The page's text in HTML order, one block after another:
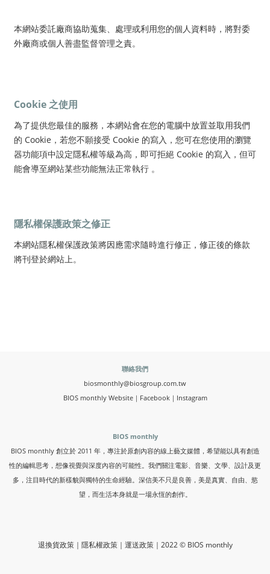
本網站委託廠商協助蒐集、處理或利用您的個人資料時，將對委
外廠商或個人善盡監督管理之責。
Cookie 之使用
為了提供您最佳的服務，本網站會在您的電腦中放置並取用我們
的 Cookie，若您不願接受 Cookie 的寫入，您可在您使用的瀏覽
器功能項中設定隱私權等級為高，即可拒絕 Cookie 的寫入，但可
能會導至網站某些功能無法正常執行 。
隱私權保護政策之修正
本網站隱私權保護政策將因應需求隨時進行修正，修正後的條款
將刊登於網站上。
聯絡我們
biosmonthly@biosgroup.com.tw
BIOS monthly Website｜ Facebook｜ Instagram
BIOS monthly
BIOS monthly 創立於 2011 年，專注於原創內容的線上藝文媒體，希望能以具有創造
性的編輯思考，想像視覺與深度內容的可能性。我們關注電影、音樂、文學、設計及更
多，注目時代的新樣貌與獨特的生命經驗。深信美不只是良善，美是真實、自由、慾
望，而生活本身就是一場永恆的創作。
退換貨政策｜ 隱私權政策｜ 運送政策｜2022 © BIOS monthly